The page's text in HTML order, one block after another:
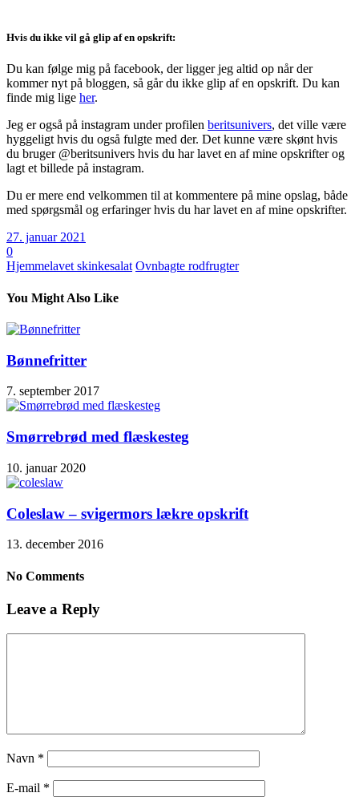
Hvis du ikke vil gå glip af en opskrift:
Du kan følge mig på facebook, der ligger jeg altid op når der
kommer nyt på bloggen, så går du ikke glip af en opskrift. Du kan
finde mig lige her.
Jeg er også på instagram under profilen beritsunivers, det ville være
hyggeligt hvis du også fulgte med der. Det kunne være skønt hvis
du bruger @beritsunivers hvis du har lavet en af mine opskrifter og
lagt et billede på instagram.
Du er mere end velkommen til at kommentere på mine opslag, både
med spørgsmål og erfaringer hvis du har lavet en af mine opskrifter.
27. januar 2021
0
Hjemmelavet skinkesalat Ovnbagte rodfrugter
You Might Also Like
Bønnefritter
7. september 2017
Smørrebrød med flæskesteg
10. januar 2020
Coleslaw – svigermors lækre opskrift
13. december 2016
No Comments
Leave a Reply
Navn *
E-mail *